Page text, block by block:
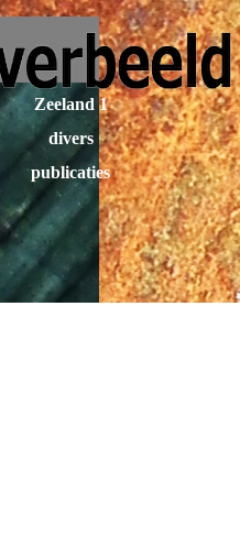
Menu overslaan
Zeeland 1
▼
▼
divers
▼
▼
publicaties
▼
▼